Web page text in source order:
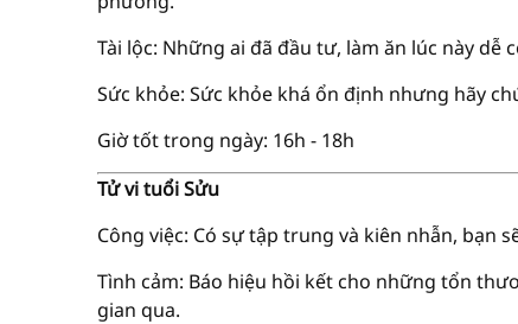
Tài lộc: Những ai đã đầu tư, làm ăn lúc này
Sức khỏe: Sức khỏe khá ổn định nhưng hãy
Giờ tốt trong ngày: 16h - 18h
Tử vi tuổi Sửu
Công việc: Có sự tập trung và kiên nhẫn, bạn
Tình cảm: Báo hiệu hồi kết cho những tổn
gian qua.